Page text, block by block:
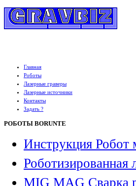
Главная
Роботы
Лазерные граверы
Лазерные источники
Контакты
Задать ?
РОБОТЫ BORUNTE
Инструкция Робот
Роботизированная
MIG MAG Сварка